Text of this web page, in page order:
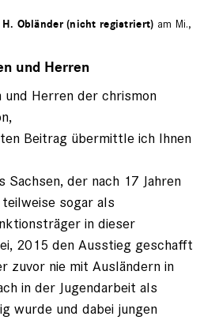
H. Obländer (nicht registriert) am Mi.,
und Herren
und Herren der chrismon
Beitrag übermittle ich Ihnen
Sachsen, der nach 17 Jahren
sogar als
in dieser
2015 den Ausstieg geschafft
zuvor nie mit Ausländern in
in der Jugendarbeit als
wurde und dabei jungen